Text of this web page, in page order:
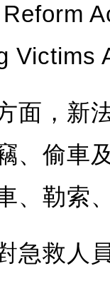
Victims
面，新
、偷車
、勒索
急救人